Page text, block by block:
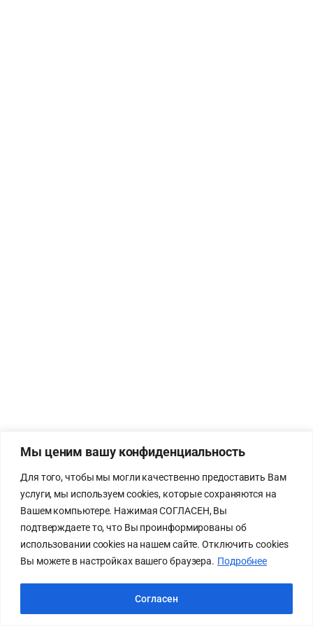
Мы ценим вашу конфиденциальность
Для того, чтобы мы могли качественно предоставить Вам
услуги, мы используем cookies, которые сохраняются на
Вашем компьютере. Нажимая СОГЛАСЕН, Вы
подтверждаете то, что Вы проинформированы об
использовании cookies на нашем сайте. Отключить cookies
Вы можете в настройках вашего браузера. Подробнее
Согласен